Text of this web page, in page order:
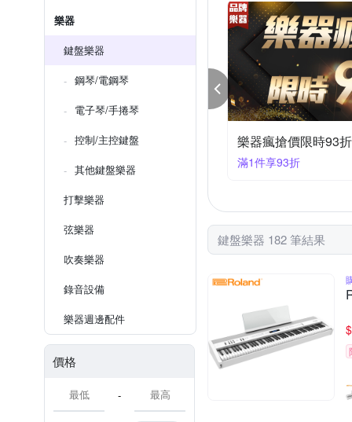
樂器
鍵盤樂器
鋼琴/電鋼琴
電子琴/手捲琴
控制/主控鍵盤
其他鍵盤樂器
打擊樂器
弦樂器
吹奏樂器
錄音設備
樂器週邊配件
價格
-
搶價限時88折 樂器瘋搶價限時85折
滿1件享85折
鍵盤樂器 182 筆結果
$